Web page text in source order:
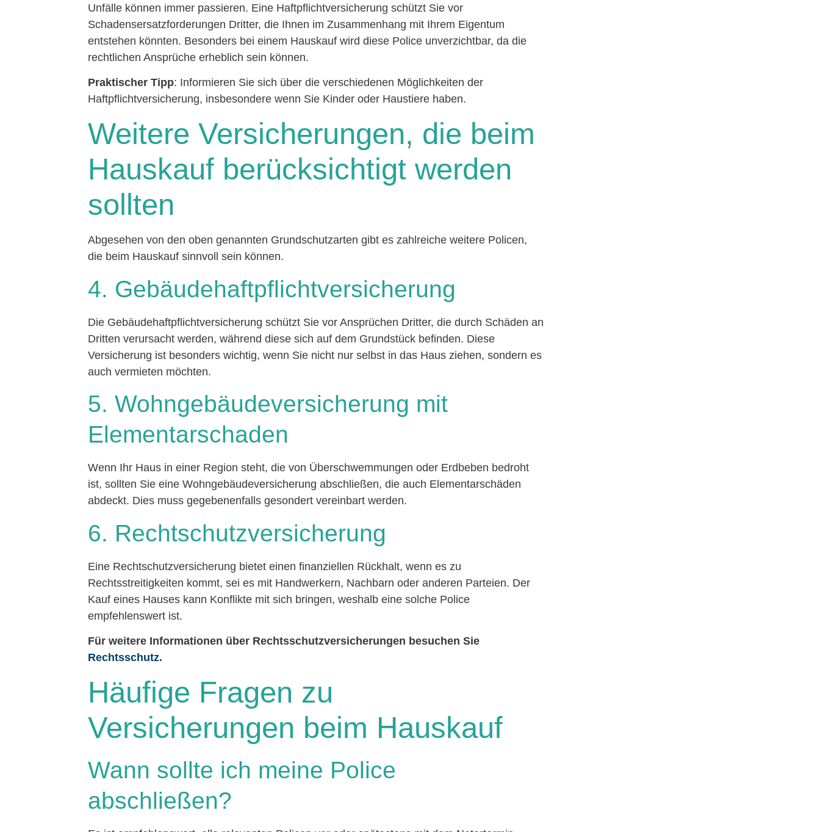
Unfälle können immer passieren. Eine Haftpflichtversicherung schützt Sie vor
Schadensersatzforderungen Dritter, die Ihnen im Zusammenhang mit Ihrem Eigentum
entstehen könnten. Besonders bei einem Hauskauf wird diese Police unverzichtbar, da die
rechtlichen Ansprüche erheblich sein können.
Praktischer Tipp: Informieren Sie sich über die verschiedenen Möglichkeiten der
Haftpflichtversicherung, insbesondere wenn Sie Kinder oder Haustiere haben.
Weitere Versicherungen, die beim
Hauskauf berücksichtigt werden
sollten
Abgesehen von den oben genannten Grundschutzarten gibt es zahlreiche weitere Policen,
die beim Hauskauf sinnvoll sein können.
4. Gebäudehaftpflichtversicherung
Die Gebäudehaftpflichtversicherung schützt Sie vor Ansprüchen Dritter, die durch Schäden an
Dritten verursacht werden, während diese sich auf dem Grundstück befinden. Diese
Versicherung ist besonders wichtig, wenn Sie nicht nur selbst in das Haus ziehen, sondern es
auch vermieten möchten.
5. Wohngebäudeversicherung mit
Elementarschaden
Wenn Ihr Haus in einer Region steht, die von Überschwemmungen oder Erdbeben bedroht
ist, sollten Sie eine Wohngebäudeversicherung abschließen, die auch Elementarschäden
abdeckt. Dies muss gegebenenfalls gesondert vereinbart werden.
6. Rechtschutzversicherung
Eine Rechtschutzversicherung bietet einen finanziellen Rückhalt, wenn es zu
Rechtsstreitigkeiten kommt, sei es mit Handwerkern, Nachbarn oder anderen Parteien. Der
Kauf eines Hauses kann Konflikte mit sich bringen, weshalb eine solche Police
empfehlenswert ist.
Für weitere Informationen über Rechtsschutzversicherungen besuchen Sie
Rechtsschutz.
Häufige Fragen zu
Versicherungen beim Hauskauf
Wann sollte ich meine Police
abschließen?